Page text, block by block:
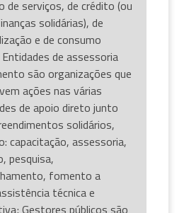
de serviços, de crédito (ou
solidárias), de
e de consumo
de assessoria
são organizações que
ações nas várias
de apoio direto junto
solidários,
capacitação, assessoria,
pesquisa,
fomento a
técnica e
Gestores públicos são